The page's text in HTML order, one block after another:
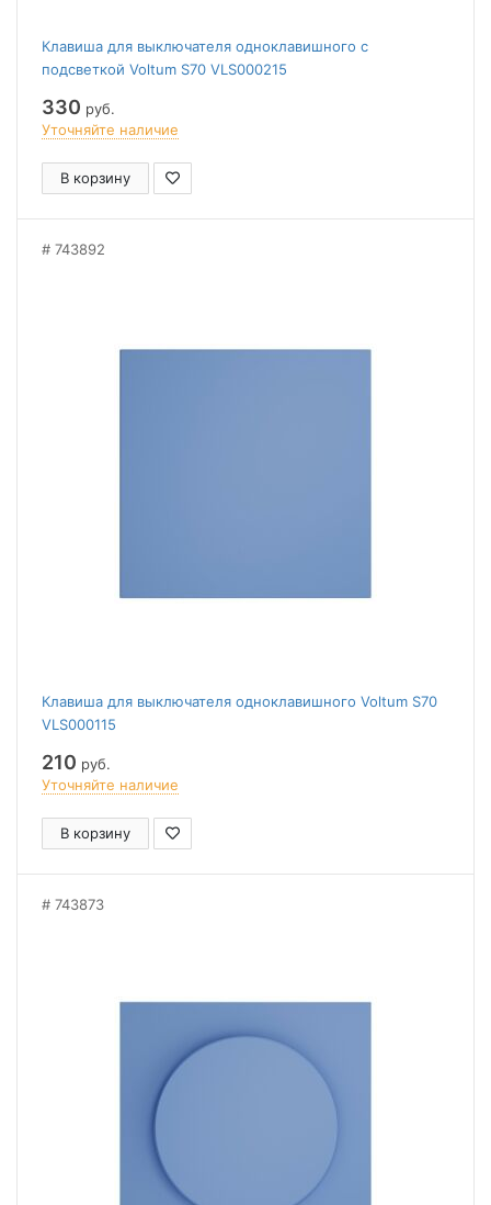
Клавиша для выключателя одноклавишного c
подсветкой Voltum S70 VLS000215
330 руб.
Уточняйте наличие
В корзину
743892
Клавиша для выключателя одноклавишного Voltum S70
VLS000115
210 руб.
Уточняйте наличие
В корзину
743873